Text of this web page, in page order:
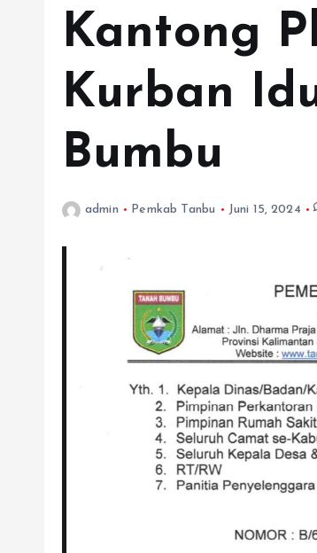
Kantong
Kurban
Bumbu
admin Pemkab Tanbu Juni 15, 2024